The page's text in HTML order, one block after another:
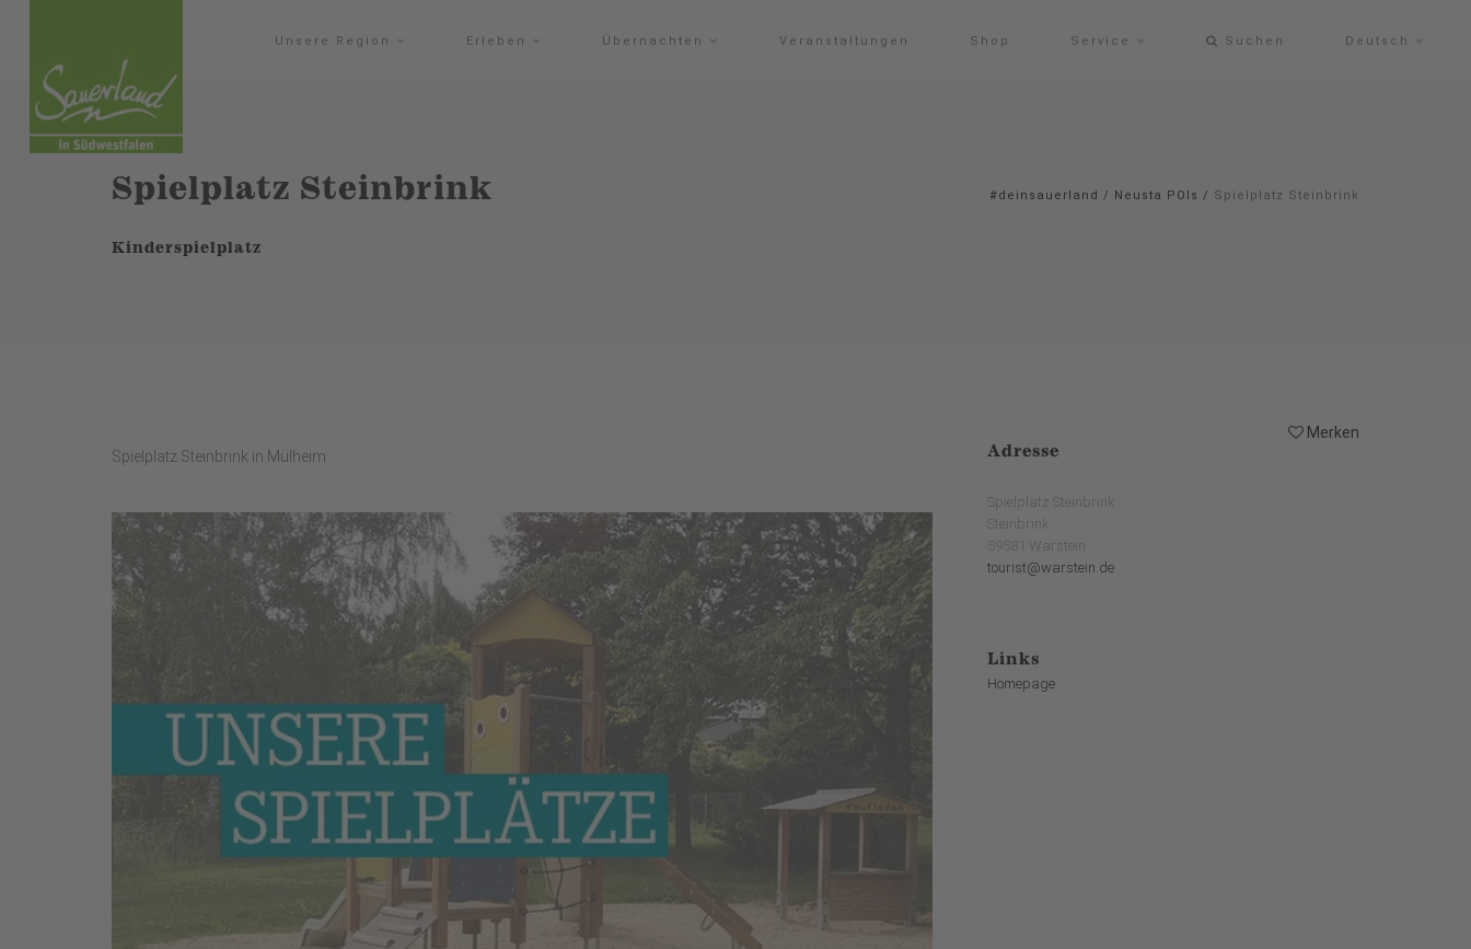
Unsere Region Erleben Übernachten Veranstaltungen Shop Service Suchen Deutsch
Spielplatz Steinbrink
Kinderspielplatz
#deinsauerland / Neusta POIs / Spielplatz Steinbrink
Merken
Spielplatz Steinbrink in Mülheim
Adresse
Spielplatz Steinbrink
Steinbrink
59581 Warstein
tourist@warstein.de
Links
Homepage